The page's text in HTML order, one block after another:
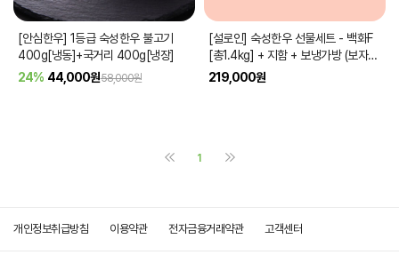
[안심한우] 1등급 숙성한우 불고기
400g[냉동]+국거리 400g[냉장]
24% 44,000원58,000원
[설로인] 숙성한우 선물세트 - 백화F
[총1.4kg] + 지함 + 보냉가방 (보자기
추가시 +25,000)
219,000원
1
개인정보취급방침 이용약관 전자금융거래약관 고객센터